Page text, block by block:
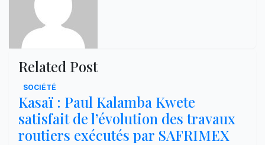
Related Post
SOCIÉTÉ
Kasaï : Paul Kalamba Kwete
satisfait de l’évolution des travaux
routiers exécutés par SAFRIMEX